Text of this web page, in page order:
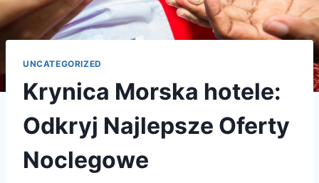
UNCATEGORIZED
Krynica Morska hotele:
Odkryj Najlepsze Oferty
Noclegowe